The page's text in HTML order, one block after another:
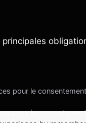
pour le
pour le